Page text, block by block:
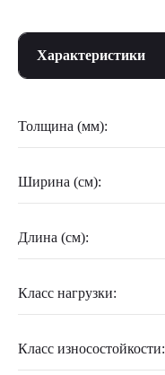
Толщина (мм):
Ширина (см):
Длина (см):
Класс нагрузки:
Класс износостойкости: